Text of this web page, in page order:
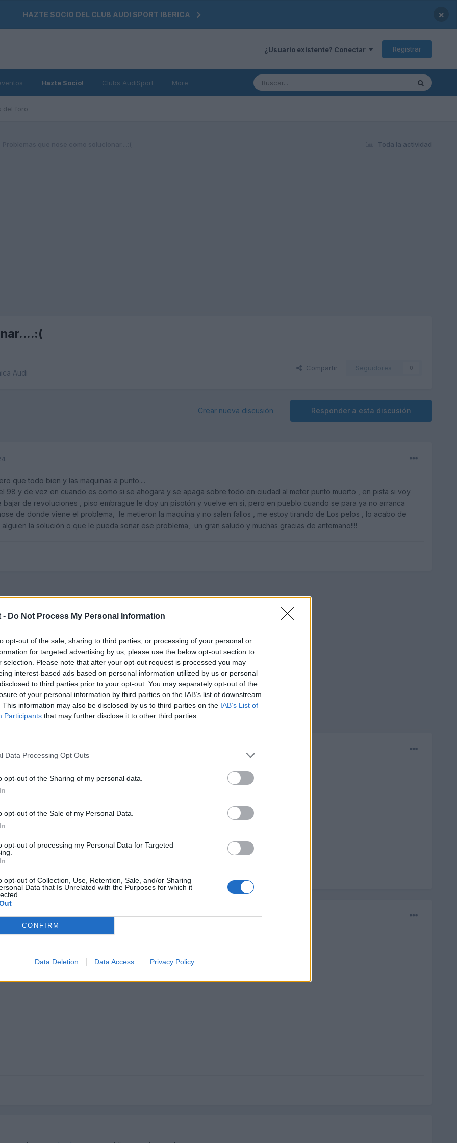
- Do Not Process My Personal Information
opt-out of the sale, sharing to third parties, or processing of your personal or
for targeted advertising by us, please use the below opt-out section to
selection. Please note that after your opt-out request is processed you may
interest-based ads based on personal information utilized by us or personal
to third parties prior to your opt-out. You may separately opt-out of the
of your personal information by third parties on the IAB’s list of downstream
This information may also be disclosed by us to third parties on the IAB’s List of
Participants that may further disclose it to other third parties.
Data Processing Opt Outs
opt-out of the Sharing of my personal data.
opt-out of the Sale of my Personal Data.
opt-out of processing my Personal Data for Targeted
opt-out of Collection, Use, Retention, Sale, and/or Sharing
Data that Is Unrelated with the Purposes for which it
CONFIRM
Data Deletion Data Access Privacy Policy
HAZTE SOCIO DEL CLUB AUDI SPORT IBERICA ×
¿Usuario existente? Conectar Registrar
del foro
Hazte Socio! Clubs AudiSport More
Toda la actividad
Audi
Compartir Seguidores 0
Responder a esta discusión
Crear nueva discusión
que todo bien y las maquinas a punto....
98 y de vez en cuando es como si se ahogara y se apaga sobre todo en ciudad al meter punto muerto , en pista si voy
bajar de revoluciones , piso embrague le doy un pisotón y vuelve en si, pero en pueblo cuando se para ya no arranca
de donde viene el problema, le metieron la maquina y no salen fallos , me estoy tirando de Los pelos , lo acabo de
la solución o que le pueda sonar ese problema, un gran saludo y muchas gracias de antemano!!!!
vacio o mismamente la antirretorno de vacio del motor.
para facilitar la tarea puedes hacerlo con humo y ASI puedes ver las fisuras.